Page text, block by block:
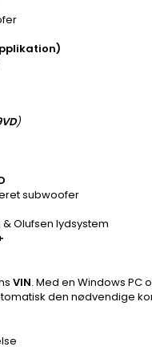
)
subwoofer
Olufsen lydsystem
VIN. Med en Windows PC
den nødvendige